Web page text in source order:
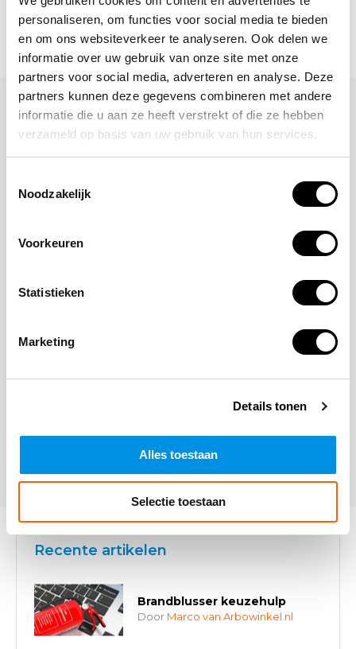
personaliseren, om functies voor social media te bieden
en om ons websiteverkeer te analyseren. Ook delen we
informatie over uw gebruik van onze site met onze
partners voor social media, adverteren en analyse. Deze
partners kunnen deze gegevens combineren met andere
informatie die u aan ze heeft verstrekt of die ze hebben
verzameld op basis van uw gebruik van hun services.
Noodzakelijk
Voorkeuren
Statistieken
Marketing
Details tonen
Alles toestaan
Selectie toestaan
Laat een reactie achter
Opmerking
Recente artikelen
Brandblusser keuzehulp
Door Marco van Arbowinkel.nl